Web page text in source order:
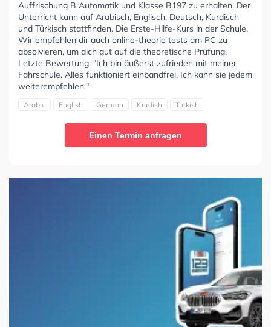
Auffrischung B Automatik und Klasse B197 zu erhalten. Der
Unterricht kann auf Arabisch, Englisch, Deutsch, Kurdisch
und Türkisch stattfinden. Die Erste-Hilfe-Kurs in der Schule.
Wir empfehlen dir auch online-theorie tests am PC zu
absolvieren, um dich gut auf die theoretische Prüfung.
Letzte Bewertung: "Ich bin äußerst zufrieden mit meiner
Fahrschule. Alles funktioniert einbandfrei. Ich kann sie jedem
weiterempfehlen."
Arabic English German Kurdish Turkish
Einen Termin anfragen